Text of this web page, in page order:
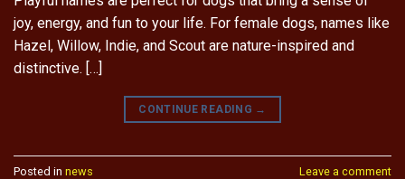
joy, energy, and fun to your life. For female dogs, names like
Hazel, Willow, Indie, and Scout are nature-inspired and
distinctive. […]
CONTINUE READING →
Posted in news Leave a comment